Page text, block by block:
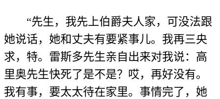
“先生，我先上伯爵夫人家，可没法跟
她说话，她和丈夫有要紧事儿。我再三央
求，特。雷斯多先生亲自出来对我说：高
里奥先生快死了是不是？哎，再好没有。
我有事，要太太待在家里。事情完了，她